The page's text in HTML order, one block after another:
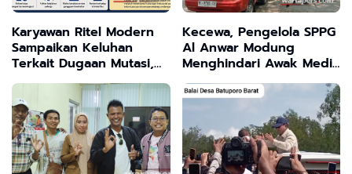
Karyawan Ritel Modern
Sampaikan Keluhan
Terkait Dugaan Mutasi,
Serikat Pekerja Disebut
Beri Perhatian
Kecewa, Pengelola SPPG
Al Anwar Modung
Menghindari Awak Media
Terkait Isu 5 Dapur Satu
Lokasi